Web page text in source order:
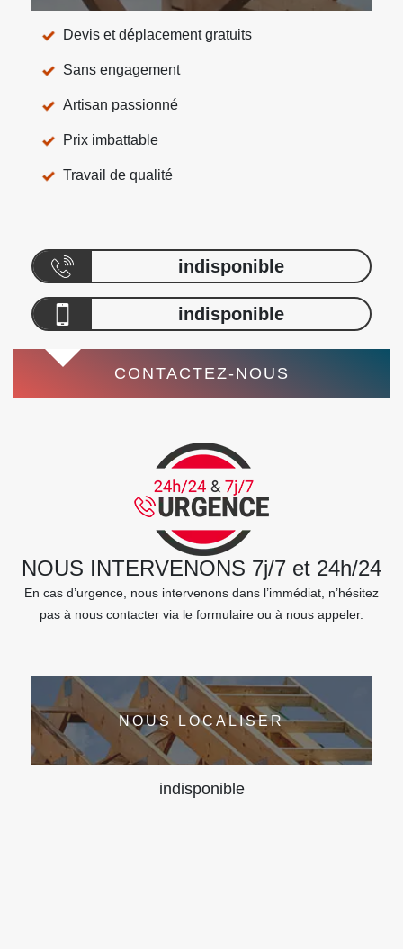
Devis et déplacement gratuits
Sans engagement
Artisan passionné
Prix imbattable
Travail de qualité
indisponible
indisponible
CONTACTEZ-NOUS
NOUS INTERVENONS 7j/7 et 24h/24
En cas d’urgence, nous intervenons dans l’immédiat, n’hésitez
pas à nous contacter via le formulaire ou à nous appeler.
NOUS LOCALISER
indisponible